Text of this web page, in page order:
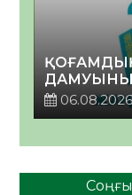
ҚОҒАМДЫҚ
Соңғы